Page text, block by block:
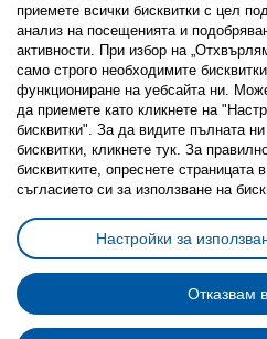
Последвайте ни:
FacebookTwitterYoutubePinterest
Политика за използване
Избор на настройки за
Условия за ползване на ikea.bg
Политика за защита на
Общи условия на
Политика за защита на лични
приемете всички бисквитки с цел
анализ на посещенията и
активности. При избор на
само строго необходимитe
функциониране на уебсайта ни.
да приемете като кликнете на
бисквитки". За да видите пълната
бисквитки, кликнете тук. За
бисквитките, опреснете страницата
съгласието си за използване на
Настройки за
Отказвам